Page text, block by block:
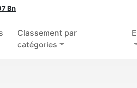
Bn
Classement par
catégories